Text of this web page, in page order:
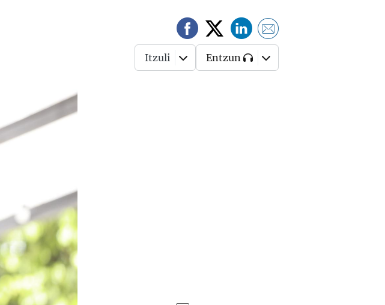
Itzuli Entzun